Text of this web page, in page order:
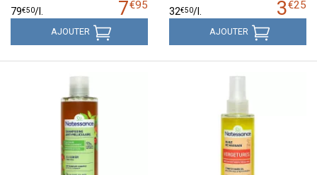
7€95
79€50/
AJOUTER
3€25
32€50/
AJOUTER